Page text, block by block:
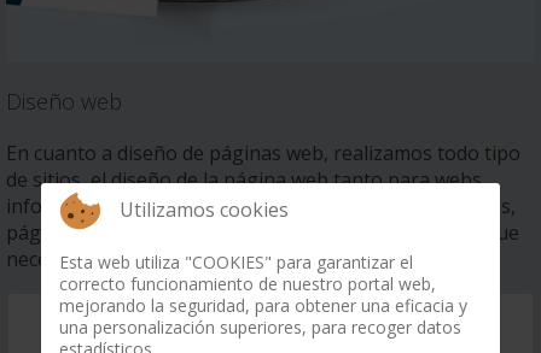
Diseño web
En cuanto a diseño de páginas web, realizamos todo tipo
de sitios, el diseño de la página web tanto para webs
informativas, tienda online o con catálogo de productos,
páginas web para inmobiliarias o cualquier proyecto que
necesite.
VER SERVICIOS DE DISEÑO WEB
Utilizamos cookies
Esta web utiliza "COOKIES" para garantizar el
correcto funcionamiento de nuestro portal web,
mejorando la seguridad, para obtener una eficacia y
una personalización superiores, para recoger datos
estadísticos.